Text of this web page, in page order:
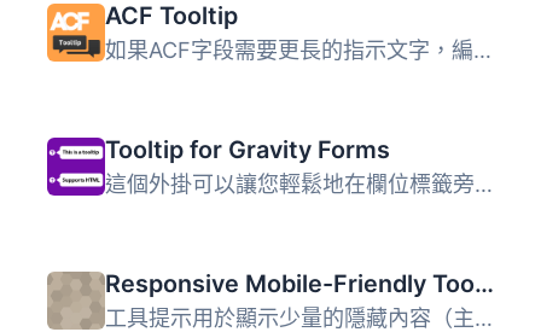
ACF Tooltip
如果ACF字段需要更長的指示文字，編輯頁面的版面會變得凌亂，...
Tooltip for Gravity Forms
這個外掛可以讓您輕鬆地在欄位標籤旁新增工具提示。 2021年7...
Responsive Mobile-Friendly Tooltip
工具提示用於顯示少量的隱藏內容（主要是解釋性提示），當用...